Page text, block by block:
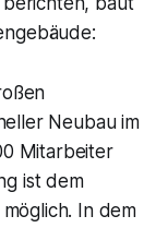
Neubau im
Mitarbeiter
ist dem
In dem